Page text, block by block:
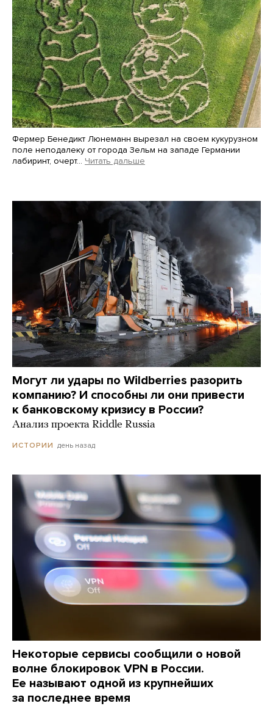
Фермер Бенедикт Люнеманн вырезал на своем кукурузном
поле неподалеку от города Зельм на западе Германии
лабиринт, очерт… Читать дальше
Могут ли удары по Wildberries разорить
компанию? И способны ли они привести
к банковскому кризису в России?
Анализ проекта Riddle Russia
ИСТОРИИ день назад
Некоторые сервисы сообщили о новой
волне блокировок VPN в России.
Ее называют одной из крупнейших
за последнее время